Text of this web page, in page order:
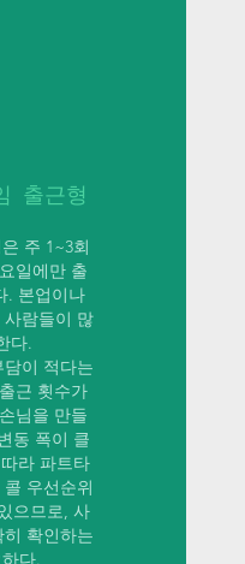
출근형
주 1~3회
일에만 출
. 본업이나
람들이 많
다.
이 적다는
근 횟수가
님을 만들
동 폭이 클
라 파트타
우선순위
으므로, 사
확인하는
다.